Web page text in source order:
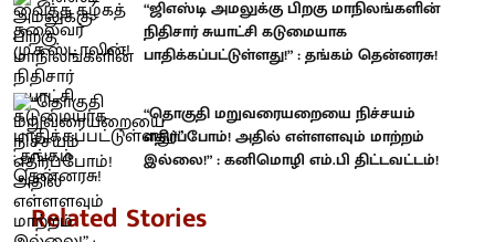
“ஜிஎஸ்டி அமலுக்கு பிறகு மாநிலங்களின்
நிதிசார் சுயாட்சி கடுமையாக
பாதிக்கப்பட்டுள்ளது!” : தங்கம் தென்னரசு!
“தொகுதி மறுவரையறையை நிச்சயம்
எதிர்ப்போம்! அதில் எள்ளளவும் மாற்றம்
இல்லை!” : கனிமொழி எம்.பி திட்டவட்டம்!
Related Stories